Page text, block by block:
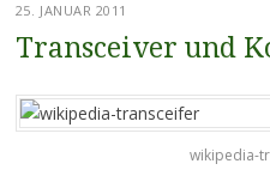
25. JANUAR 2011
Transceiver und
wikipedia-